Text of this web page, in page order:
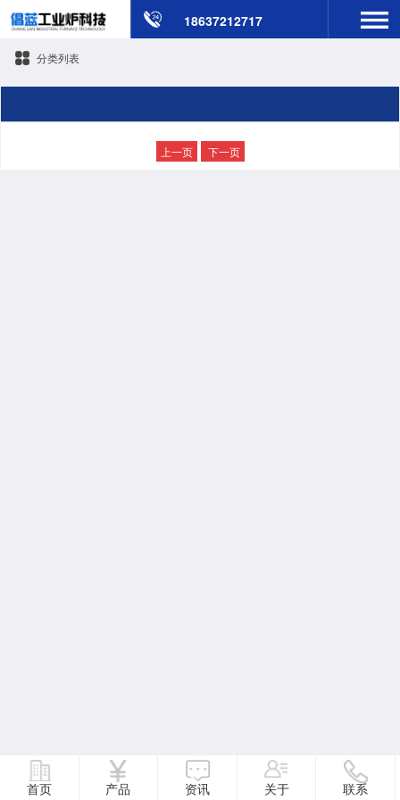
18637212717
分类列表
上一页 下一页
首页 产品 资讯 关于 联系